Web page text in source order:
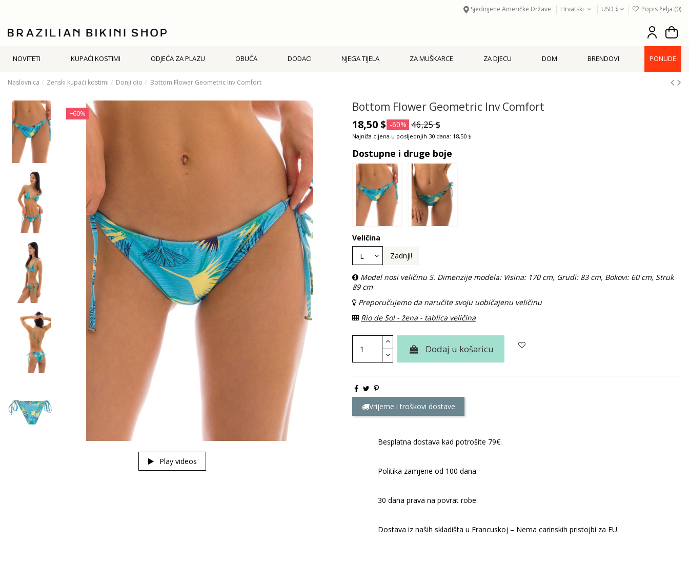
Sjedinjene Američke Države Hrvatski USD $ Popis želja (0)
NOVITETI KUPAĆI KOSTIMI ODJEĆA ZA PLAZU OBUĆA DODACI NJEGA TIJELA ZA MUŠKARCE ZA DJECU DOM BRENDOVI PONUDE
Naslovnica Zenski kupaći kostimi Donji dio Bottom Flower Geometric Inv Comfort
−60%
Play videos
Bottom Flower Geometric Inv Comfort
18,50 $ -60% 46,25 $
Najniža cijena u posljednjih 30 dana: 18,50 $
Dostupne i druge boje
Veličina
Zadnji!
Model nosi veličinu S. Dimenzije modela: Visina: 170 cm, Grudi: 83 cm, Bokovi: 60 cm, Struk
89 cm
Preporučujemo da naručite svoju uobičajenu veličinu
Rio de Sol - žena - tablica veličina
Dodaj u košaricu
Vrijeme i troškovi dostave
Besplatna dostava kad potrošite 79€.
Politika zamjene od 100 dana.
30 dana prava na povrat robe.
Dostava iz naših skladišta u Francuskoj – Nema carinskih pristojbi za EU.